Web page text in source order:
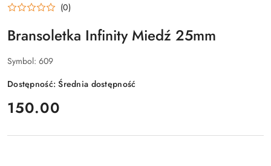
(0)
Bransoletka Infinity Miedź 25mm
Symbol: 609
Dostępność:Średnia dostępność
cena:
150.00